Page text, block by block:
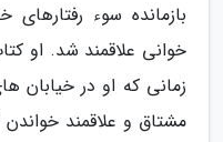
بازمانده سوء
خوانی علاقمند شد. او
زمانی که او در خیابان
مشتاق و علاقمند